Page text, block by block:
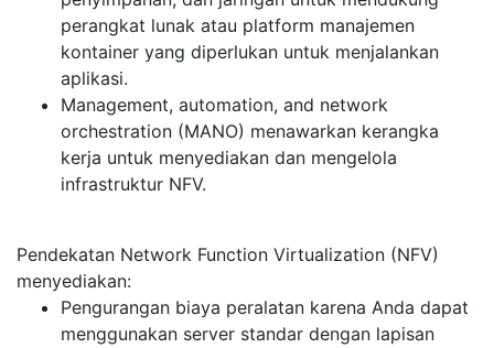
perangkat lunak atau platform manajemen
kontainer yang diperlukan untuk menjalankan
aplikasi.
Management, automation, and network
orchestration (MANO) menawarkan kerangka
kerja untuk menyediakan dan mengelola
infrastruktur NFV.
Pendekatan Network Function Virtualization (NFV)
menyediakan:
Pengurangan biaya peralatan karena Anda dapat
menggunakan server standar dengan lapisan